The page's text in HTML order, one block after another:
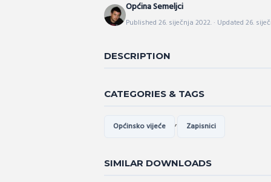
Općina Semeljci
Published 26. siječnja 2022. · Updated 26.
DESCRIPTION
CATEGORIES & TAGS
Općinsko vijeće , Zapisnici
SIMILAR DOWNLOADS